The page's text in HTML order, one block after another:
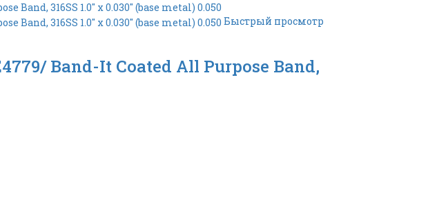
Быстрый просмотр
Band-It Coated All Purpose Band,